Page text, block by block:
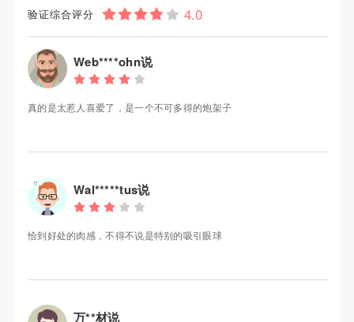
验证综合评分
Web****ohn说
真的是太惹人喜爱了，是一个不可多得的炮架子
Wal*****tus说
恰到好处的肉感，不得不说是特别的吸引眼球
万**材说